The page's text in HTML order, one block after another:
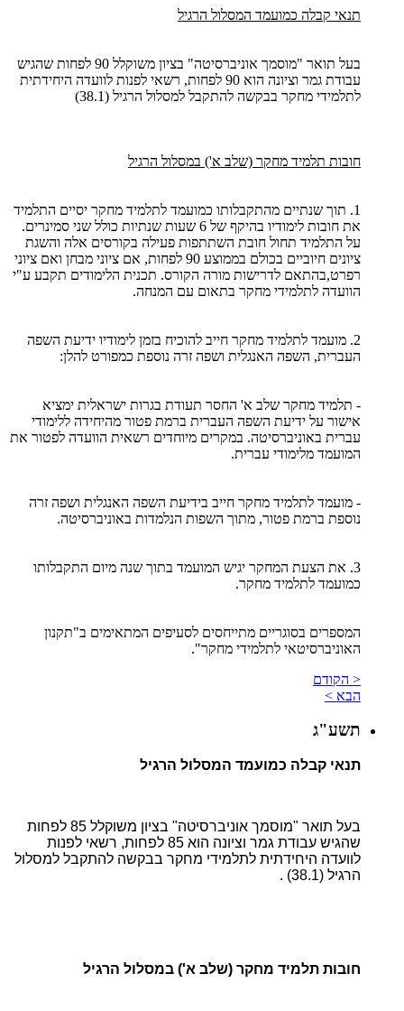
תנאי קבלה כמועמד המסלול הרגיל
בעל תואר "מוסמך אוניברסיטה" בציון משוקלל 90 לפחות שהגיש
עבודת גמר וציונה הוא 90 לפחות, רשאי לפנות לוועדה היחידתית
לתלמידי מחקר בבקשה להתקבל למסלול הרגיל (38.1)
חובות תלמיד מחקר (שלב א') במסלול הרגיל
1. תוך שנתיים מהתקבלותו כמועמד לתלמיד מחקר יסיים התלמיד
את חובות לימודיו בהיקף של 6 שעות שנתיות כולל שני סמינרים.
על התלמיד תחול חובת השתתפות פעילה בקורסים אלה והשגת
ציונים חיוביים בכולם בממוצע 90 לפחות, אם ציוני מבחן ואם ציוני
רפרט,בהתאם לדרישות מורה הקורס. תכנית הלימודים תקבע ע"י
הוועדה לתלמידי מחקר בתאום עם המנחה.
2. מועמד לתלמיד מחקר חייב להוכיח בזמן לימודיו ידיעת השפה
העברית, השפה האנגלית ושפה זרה נוספת כמפורט להלן:
- תלמיד מחקר שלב א' החסר תעודת בגרות ישראלית ימציא
אישור על ידיעת השפה העברית ברמת פטור מהיחידה ללימודי
עברית באוניברסיטה. במקרים מיוחדים רשאית הוועדה לפטור את
המועמד מלימודי עברית.
- מועמד לתלמיד מחקר חייב בידיעת השפה האנגלית ושפה זרה
נוספת ברמת פטור, מתוך השפות הנלמדות באוניברסיטה.
3. את הצעת המחקר יגיש המועמד בתוך שנה מיום התקבלותו
כמועמד לתלמיד מחקר.
המספרים בסוגריים מתייחסים לסעיפים המתאימים ב"תקנון
האוניברסיטאי לתלמידי מחקר".
< הקודם
הבא >
תשע"ג
תנאי קבלה כמועמד המסלול הרגיל
בעל תואר "מוסמך אוניברסיטה" בציון משוקלל 85 לפחות
שהגיש עבודת גמר וציונה הוא 85 לפחות, רשאי לפנות
לוועדה היחידתית לתלמידי מחקר בבקשה להתקבל למסלול
הרגיל (38.1) .
חובות תלמיד מחקר (שלב א') במסלול הרגיל